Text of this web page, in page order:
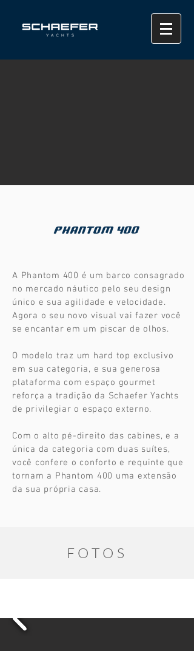
A Phantom 400 é um barco consagrado
no mercado náutico pelo seu design
único e sua agilidade e velocidade.
Agora o seu novo visual vai fazer você
se encantar em um piscar de olhos.
O modelo traz um hard top exclusivo
em sua categoria, e sua generosa
plataforma com espaço gourmet
reforça a tradição da Schaefer Yachts
de privilegiar o espaço externo.
Com o alto pé-direito das cabines, e a
única da categoria com duas suítes,
você confere o conforto e requinte que
tornam a Phantom 400 uma extensão
da sua própria casa.
FOTOS